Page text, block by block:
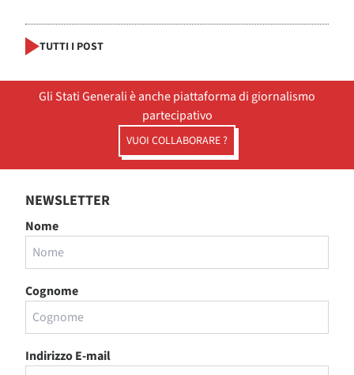
TUTTI I POST
Gli Stati Generali è anche piattaforma di giornalismo
partecipativo
VUOI COLLABORARE ?
NEWSLETTER
Nome
Cognome
Indirizzo E-mail